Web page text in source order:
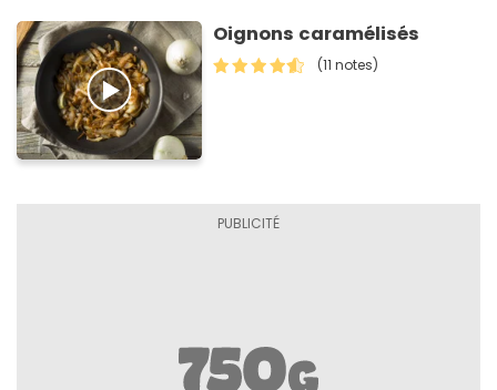
Oignons caramélisés
(11 notes)